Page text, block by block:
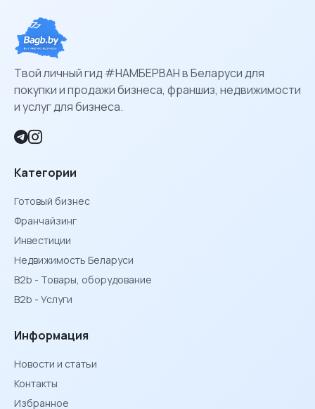
Твой личный гид #НАМБЕРВАН в Беларуси для
покупки и продажи бизнеса, франшиз, недвижимости
и услуг для бизнеса.
Категории
Готовый бизнес
Франчайзинг
Инвестиции
Недвижимость Беларуси
B2b - Товары, оборудование
B2b - Услуги
Информация
Новости и статьи
Контакты
Избранное